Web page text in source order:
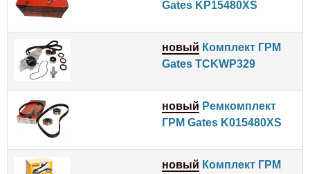
Gates KP15480XS
новый Комплект ГРМ
Gates TCKWP329
новый Ремкомплект
ГРМ Gates K015480XS
новый Комплект ГРМ